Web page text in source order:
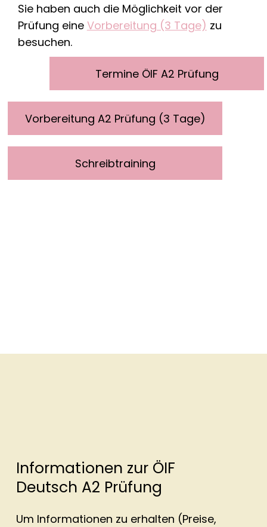
Sie haben auch die Möglichkeit vor der
Prüfung eine Vorbereitung (3 Tage) zu
besuchen.
Termine ÖIF A2 Prüfung
Vorbereitung A2 Prüfung (3 Tage)
Schreibtraining
Informationen zur ÖIF
Deutsch A2 Prüfung
Um Informationen zu erhalten (Preise,